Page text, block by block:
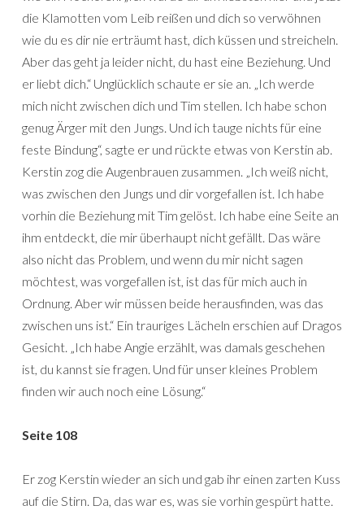
die Klamotten vom Leib reißen und dich so verwöhnen
wie du es dir nie erträumt hast, dich küssen und streicheln.
Aber das geht ja leider nicht, du hast eine Beziehung. Und
er liebt dich.“ Unglücklich schaute er sie an. „Ich werde
mich nicht zwischen dich und Tim stellen. Ich habe schon
genug Ärger mit den Jungs. Und ich tauge nichts für eine
feste Bindung“, sagte er und rückte etwas von Kerstin ab.
Kerstin zog die Augenbrauen zusammen. „Ich weiß nicht,
was zwischen den Jungs und dir vorgefallen ist. Ich habe
vorhin die Beziehung mit Tim gelöst. Ich habe eine Seite an
ihm entdeckt, die mir überhaupt nicht gefällt. Das wäre
also nicht das Problem, und wenn du mir nicht sagen
möchtest, was vorgefallen ist, ist das für mich auch in
Ordnung. Aber wir müssen beide herausfinden, was das
zwischen uns ist.“ Ein trauriges Lächeln erschien auf Dragos
Gesicht. „Ich habe Angie erzählt, was damals geschehen
ist, du kannst sie fragen. Und für unser kleines Problem
finden wir auch noch eine Lösung.“
Seite 108
Er zog Kerstin wieder an sich und gab ihr einen zarten Kuss
auf die Stirn. Da, das war es, was sie vorhin gespürt hatte.